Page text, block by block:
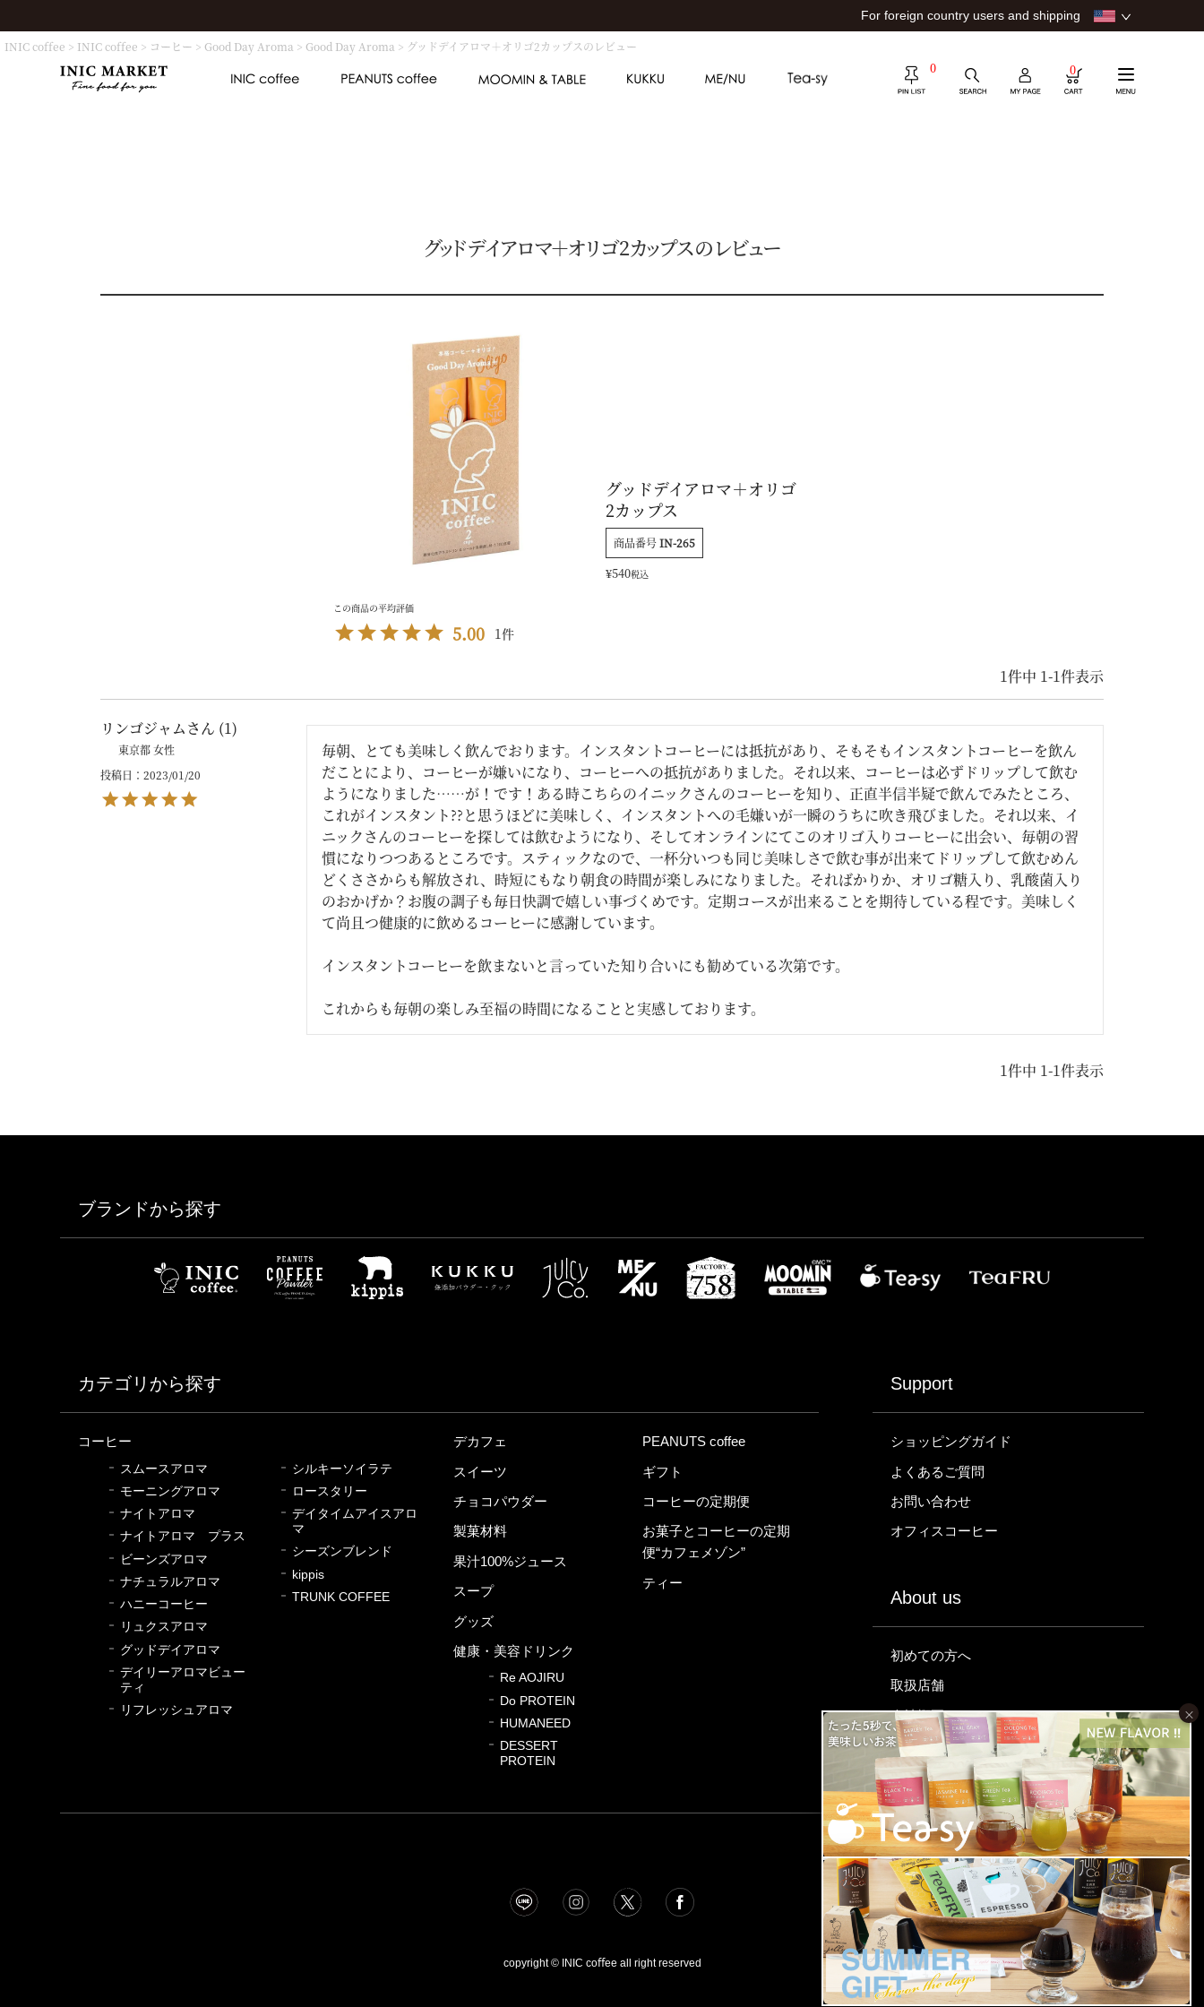
×
For foreign country users and shipping
0 0
INIC coffee INIC coffee コーヒー Good Day Aroma Good Day Aroma グッドデイアロマ＋オリゴ2カップスのレビュー
グッドデイアロマ＋オリゴ2カップスのレビュー
グッドデイアロマ＋オリゴ
2カップス
商品番号IN-265
¥540税込
5.00 1
1件中 1-1件表示
リンゴジャム 1
東京都女性
投稿日
2023/01/20
毎朝、とても美味しく飲んでおります。インスタントコーヒーには抵抗があり、そもそもインスタントコーヒーを飲ん
だことにより、コーヒーが嫌いになり、コーヒーへの抵抗がありました。それ以来、コーヒーは必ずドリップして飲む
ようになりました……が！です！ある時こちらのイニックさんのコーヒーを知り、正直半信半疑で飲んでみたところ、
これがインスタント??と思うほどに美味しく、インスタントへの毛嫌いが一瞬のうちに吹き飛びました。それ以来、イ
ニックさんのコーヒーを探しては飲むようになり、そしてオンラインにてこのオリゴ入りコーヒーに出会い、毎朝の習
慣になりつつあるところです。スティックなので、一杯分いつも同じ美味しさで飲む事が出来てドリップして飲むめん
どくささからも解放され、時短にもなり朝食の時間が楽しみになりました。そればかりか、オリゴ糖入り、乳酸菌入り
のおかげか？お腹の調子も毎日快調で嬉しい事づくめです。定期コースが出来ることを期待している程です。美味しく
て尚且つ健康的に飲めるコーヒーに感謝しています。
インスタントコーヒーを飲まないと言っていた知り合いにも勧めている次第です。
これからも毎朝の楽しみ至福の時間になることと実感しております。
1件中 1-1件表示
ブランドから探す
カテゴリから探す
コーヒー
スムースアロマ
モーニングアロマ
ナイトアロマ
ナイトアロマ プラス
ビーンズアロマ
ナチュラルアロマ
ハニーコーヒー
リュクスアロマ
グッドデイアロマ
デイリーアロマビュー
ティ
リフレッシュアロマ
シルキーソイラテ
ロースタリー
デイタイムアイスアロ
マ
シーズンブレンド
kippis
TRUNK COFFEE
デカフェ
スイーツ
チョコパウダー
製菓材料
果汁100%ジュース
スープ
グッズ
健康・美容ドリンク
Re AOJIRU
Do PROTEIN
HUMANEED
DESSERT
PROTEIN
PEANUTS coffee
ギフト
コーヒーの定期便
お菓子とコーヒーの定期
便“カフェメゾン”
ティー
Support
ショッピングガイド
よくあるご質問
お問い合わせ
オフィスコーヒー
About us
初めての方へ
取扱店舗
会社概要
特定商取引法に関する表示
プライバシーポリシー
copyright © INIC coﬀee all right reserved